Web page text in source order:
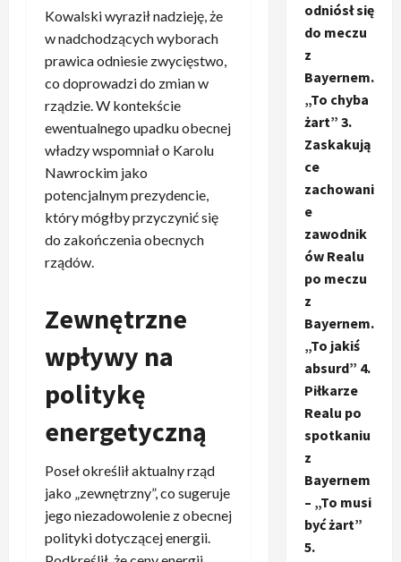
Kowalski wyraził nadzieję, że
w nadchodzących wyborach
prawica odniesie zwycięstwo,
co doprowadzi do zmian w
rządzie. W kontekście
ewentualnego upadku obecnej
władzy wspomniał o Karolu
Nawrockim jako
potencjalnym prezydencie,
który mógłby przyczynić się
do zakończenia obecnych
rządów.
Zewnętrzne
wpływy na
politykę
energetyczną
Poseł określił aktualny rząd
jako „zewnętrzny”, co sugeruje
jego niezadowolenie z obecnej
polityki dotyczącej energii.
odniósł się
do meczu
z
Bayernem.
„To chyba
żart” 3.
Zaskakują
ce
zachowani
e
zawodnik
ów Realu
po meczu
z
Bayernem.
„To jakiś
absurd” 4.
Piłkarze
Realu po
spotkaniu
z
Bayernem
– „To musi
być żart”
5.